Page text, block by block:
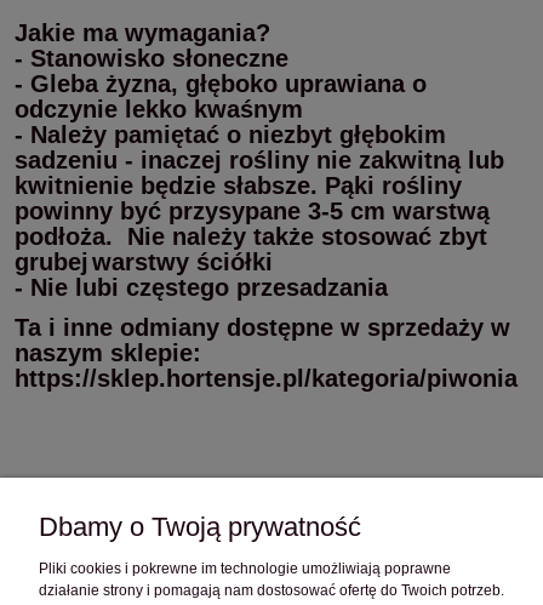
Jakie ma wymagania?
- Stanowisko słoneczne
- Gleba żyzna, głęboko uprawiana o
odczynie lekko kwaśnym
- Należy pamiętać o niezbyt głębokim
sadzeniu - inaczej rośliny nie zakwitną lub
kwitnienie będzie słabsze. Pąki rośliny
powinny być przysypane 3-5 cm warstwą
podłoża. Nie należy także stosować zbyt
grubej warstwy ściółki
- Nie lubi częstego przesadzania
Ta i inne odmiany dostępne w sprzedaży w
naszym sklepie:
https://sklep.hortensje.pl/kategoria/piwonia
OBSŁUGA KLIENTA
Dbamy o Twoją prywatność
Pliki cookies i pokrewne im technologie umożliwiają poprawne
działanie strony i pomagają nam dostosować ofertę do Twoich potrzeb.